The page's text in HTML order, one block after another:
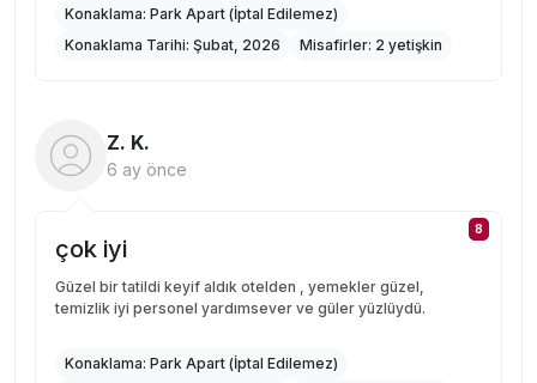
Konaklama: Park Apart (İptal Edilemez)
Konaklama Tarihi: Şubat, 2026 Misafirler: 2 yetişkin
Z. K.
6 ay önce
8
çok iyi
Güzel bir tatildi keyif aldık otelden , yemekler güzel,
temizlik iyi personel yardımsever ve güler yüzlüydü.
Konaklama: Park Apart (İptal Edilemez)